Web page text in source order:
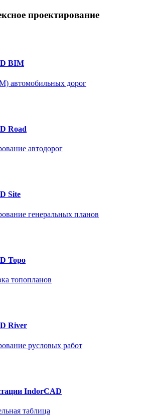
проектирование
BIM
автомобильных дорог
Road
автодорог
Site
генеральных планов
Topo
топопланов
River
русловых работ
IndorCAD
таблица